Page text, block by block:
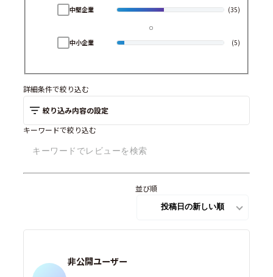
中堅企業 (35)
中小企業 (5)
詳細条件で絞り込む
絞り込み内容の設定
キーワードで絞り込む
並び順
非公開ユーザー